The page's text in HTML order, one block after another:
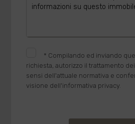
* Compilando ed inviando
richiesta, autorizzo il trattamento
sensi dell'attuale normativa e
visione dell'informativa privacy.